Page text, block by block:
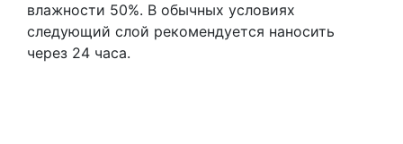
влажности 50%. В обычных условиях
следующий слой рекомендуется наносить
через 24 часа.